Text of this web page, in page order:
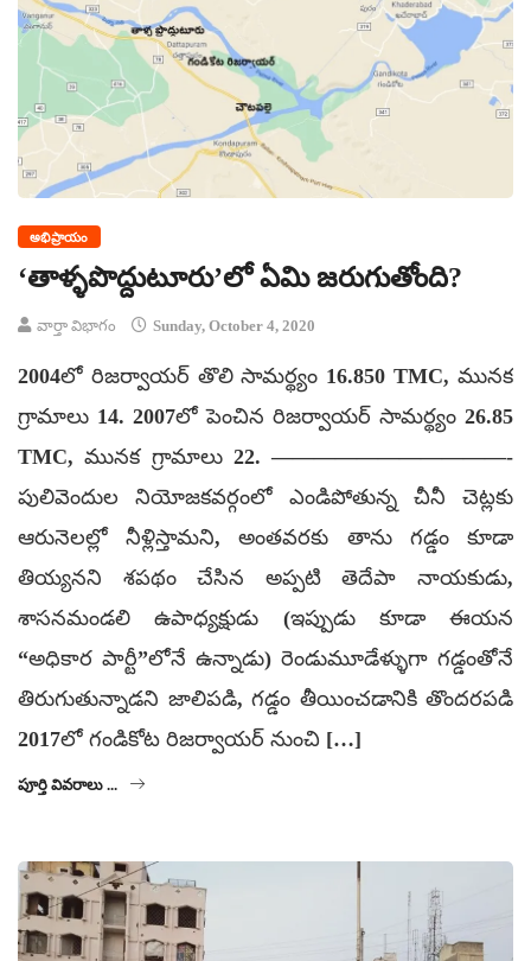
అభిప్రాయం
‘తాళ్ళపొద్దుటూరు’లో ఏమి జరుగుతోంది?
వార్తా విభాగం Sunday, October 4, 2020
2004లో రిజర్వాయర్ తొలి సామర్థ్యం 16.850 TMC, మునక
గ్రామాలు 14. 2007లో పెంచిన రిజర్వాయర్ సామర్థ్యం 26.85
TMC, మునక గ్రామాలు 22. ———————————-
పులివెందుల నియోజకవర్గంలో ఎండిపోతున్న చీనీ చెట్లకు
ఆరునెలల్లో నీళ్లిస్తామని, అంతవరకు తాను గడ్డం కూడా
తియ్యనని శపథం చేసిన అప్పటి తెదేపా నాయకుడు,
శాసనమండలి ఉపాధ్యక్షుడు (ఇప్పుడు కూడా ఈయన
“అధికార పార్టీ”లోనే ఉన్నాడు) రెండుమూడేళ్ళుగా గడ్డంతోనే
తిరుగుతున్నాడని జాలిపడి, గడ్డం తీయించడానికి తొందరపడి
2017లో గండికోట రిజర్వాయర్ నుంచి […]
పూర్తి వివరాలు ...